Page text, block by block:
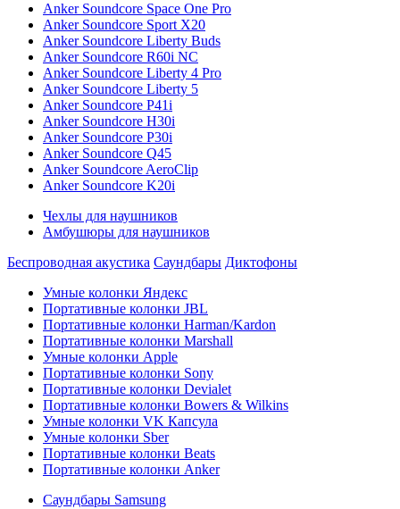
Anker Soundcore Space One Pro
Anker Soundcore Sport X20
Anker Soundcore Liberty Buds
Anker Soundcore R60i NC
Anker Soundcore Liberty 4 Pro
Anker Soundcore Liberty 5
Anker Soundcore P41i
Anker Soundcore H30i
Anker Soundcore P30i
Anker Soundcore Q45
Anker Soundcore AeroClip
Anker Soundcore K20i
Чехлы для наушников
Амбушюры для наушников
Беспроводная акустика Саундбары Диктофоны
Умные колонки Яндекс
Портативные колонки JBL
Портативные колонки Harman/Kardon
Портативные колонки Marshall
Умные колонки Apple
Портативные колонки Sony
Портативные колонки Devialet
Портативные колонки Bowers & Wilkins
Умные колонки VK Капсула
Умные колонки Sber
Портативные колонки Beats
Портативные колонки Anker
Саундбары Samsung